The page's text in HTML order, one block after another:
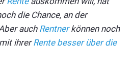
die Chance, an der
auch Rentnerkönnen noch
ihrerRente besser über die